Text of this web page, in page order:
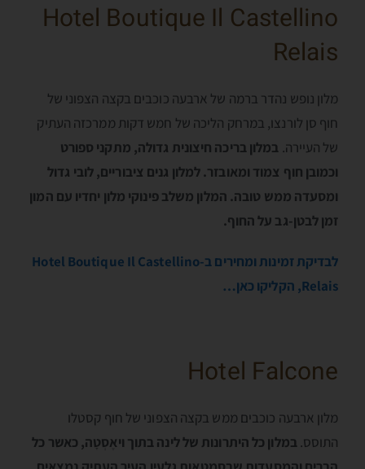
Hotel Boutique Il Castellino
Relais
מלון נופש נהדר ברמה של ארבעה כוכבים בקצה הצפוני של
חוף סן לורנצו, במרחק הליכה של חמש דקות ממרכזה העתיק
של העיירה. במלון בריכה חיצונית גדולה, מתקני ספורט
וכמובן חוף צמוד ומאובזר. למלון גנים ציבוריים, לובי גדול
ומסעדה ממש טובה. המלון משלב פינוקי מלון יחדיו עם המון
זמן לבטן-גב על החוף.
לבדיקת זמינות ומחירים ב-Hotel Boutique Il Castellino
Relais, הקליקו כאן…
Hotel Falcone
מלון ארבעה כוכבים ממש בקצה הצפוני של חוף קסטלו
התוסס. במלון כל היתרונות של לינה בתוך ויאֶסְטָה, כאשר כל